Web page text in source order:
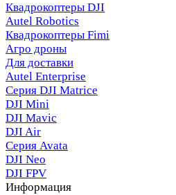
Квадрокоптеры DJI
Autel Robotics
Квадрокоптеры Fimi
Агро дроны
Для доставки
Autel Enterprise
Серия DJI Matrice
DJI Mini
DJI Mavic
DJI Air
Серия Avata
DJI Neo
DJI FPV
Информация